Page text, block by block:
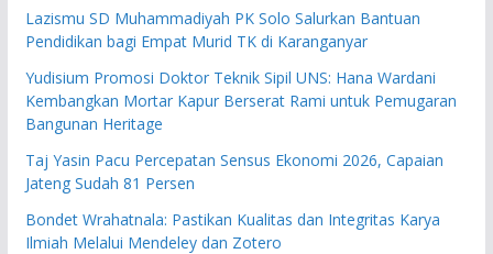
Lazismu SD Muhammadiyah PK Solo Salurkan Bantuan
Pendidikan bagi Empat Murid TK di Karanganyar
Yudisium Promosi Doktor Teknik Sipil UNS: Hana Wardani
Kembangkan Mortar Kapur Berserat Rami untuk Pemugaran
Bangunan Heritage
Taj Yasin Pacu Percepatan Sensus Ekonomi 2026, Capaian
Jateng Sudah 81 Persen
Bondet Wrahatnala: Pastikan Kualitas dan Integritas Karya
Ilmiah Melalui Mendeley dan Zotero